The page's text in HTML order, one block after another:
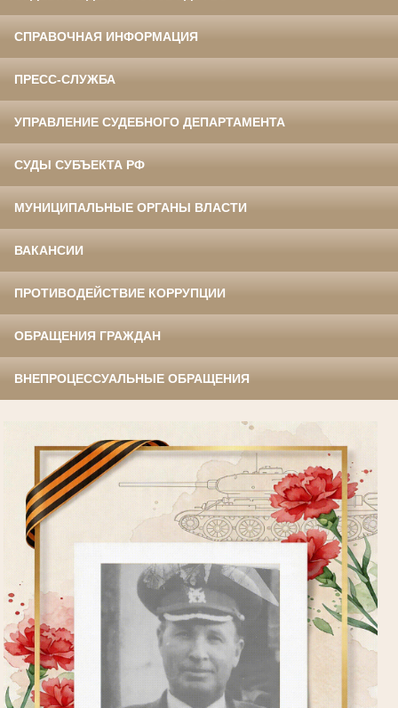
СПРАВОЧНАЯ ИНФОРМАЦИЯ
ПРЕСС-СЛУЖБА
УПРАВЛЕНИЕ СУДЕБНОГО ДЕПАРТАМЕНТА
СУДЫ СУБЪЕКТА РФ
МУНИЦИПАЛЬНЫЕ ОРГАНЫ ВЛАСТИ
ВАКАНСИИ
ПРОТИВОДЕЙСТВИЕ КОРРУПЦИИ
ОБРАЩЕНИЯ ГРАЖДАН
ВНЕПРОЦЕССУАЛЬНЫЕ ОБРАЩЕНИЯ